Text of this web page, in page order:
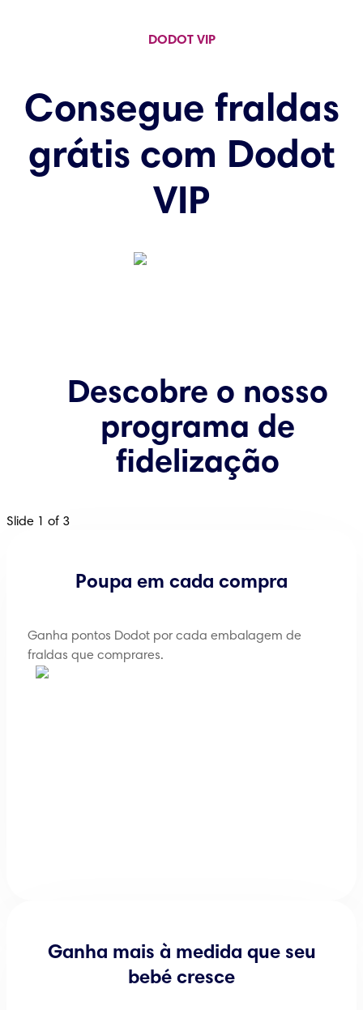
DODOT VIP
Consegue fraldas
grátis com Dodot
VIP
Descobre o nosso
programa de
fidelização
Slide 1 of 3
Poupa em cada compra
Ganha pontos Dodot por cada embalagem de
fraldas que comprares.
Ganha mais à medida que seu
bebé cresce